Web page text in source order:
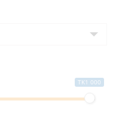
TK1 000